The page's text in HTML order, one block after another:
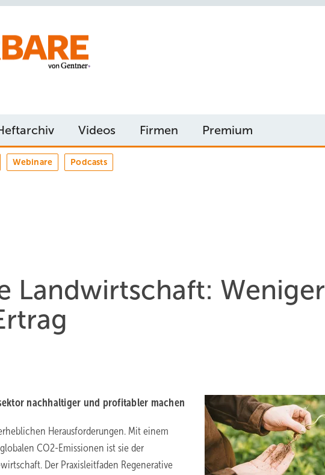
Videos Firmen Premium
Webinare Podcasts
Landwirtschaft: Weniger
nachhaltiger und profitabler machen
Herausforderungen. Mit einem
CO2-Emissionen ist sie der
Der Praxisleitfaden Regenerative